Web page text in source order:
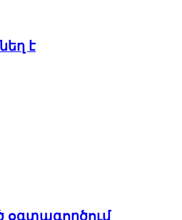
է
օգտագործում